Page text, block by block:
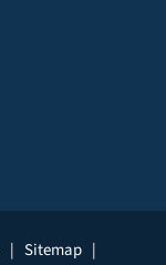
| Sitemap |